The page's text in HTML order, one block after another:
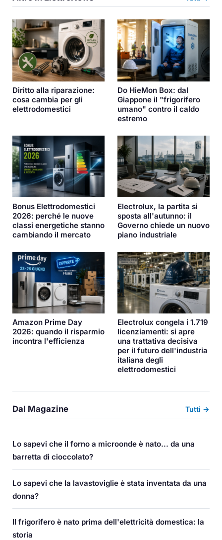
Diritto alla riparazione:
cosa cambia per gli
elettrodomestici
Do HieMon Box: dal
Giappone il "frigorifero
umano" contro il caldo
estremo
Bonus Elettrodomestici
2026: perché le nuove
classi energetiche stanno
cambiando il mercato
Electrolux, la partita si
sposta all'autunno: il
Governo chiede un nuovo
piano industriale
Amazon Prime Day
2026: quando il risparmio
incontra l'efficienza
Electrolux congela i 1.719
licenziamenti: si apre
una trattativa decisiva
per il futuro dell'industria
italiana degli
elettrodomestici
Dal Magazine Tutti →
Lo sapevi che il forno a microonde è nato... da una
barretta di cioccolato?
Lo sapevi che la lavastoviglie è stata inventata da una
donna?
Il frigorifero è nato prima dell'elettricità domestica: la
storia